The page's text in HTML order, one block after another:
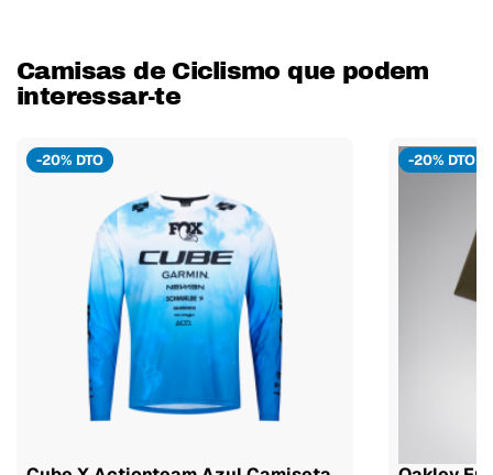
Camisas de Ciclismo que podem
interessar-te
-20% DTO -20% DTO